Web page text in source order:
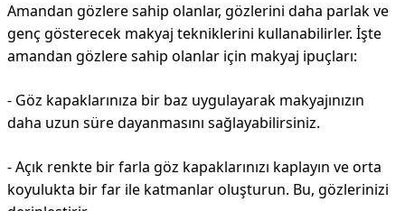
Amandan gözlere sahip olanlar, gözlerini daha parlak ve
genç gösterecek makyaj tekniklerini kullanabilirler. İşte
amandan gözlere sahip olanlar için makyaj ipuçları:
- Göz kapaklarınıza bir baz uygulayarak makyajınızın
daha uzun süre dayanmasını sağlayabilirsiniz.
- Açık renkte bir farla göz kapaklarınızı kaplayın ve orta
koyulukta bir far ile katmanlar oluşturun. Bu, gözlerinizi